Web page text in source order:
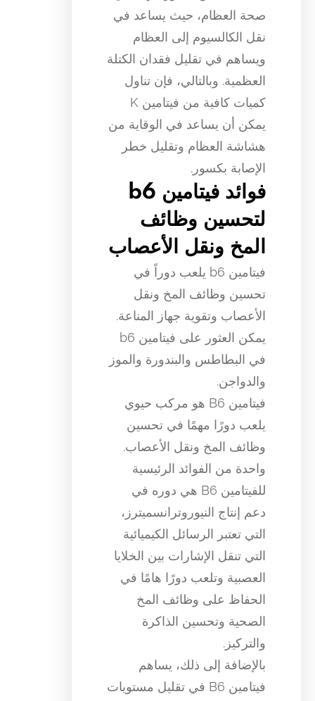
صحة العظام، حيث يساعد في
نقل الكالسيوم إلى العظام
ويساهم في تقليل فقدان الكتلة
العظمية. وبالتالي، فإن تناول
كميات كافية من فيتامين K
يمكن أن يساعد في الوقاية من
هشاشة العظام وتقليل خطر
الإصابة بكسور.
فوائد فيتامين b6
لتحسين وظائف
المخ ونقل الأعصاب
فيتامين b6 يلعب دوراً في
تحسين وظائف المخ ونقل
الأعصاب وتقوية جهاز المناعة.
يمكن العثور على فيتامين b6
في البطاطس والبندورة والموز
والدواجن.
فيتامين B6 هو مركب حيوي
يلعب دورًا مهمًا في تحسين
وظائف المخ ونقل الأعصاب.
واحدة من الفوائد الرئيسية
للفيتامين B6 هي دوره في
دعم إنتاج النيوروترانسميترز،
التي تعتبر الرسائل الكيميائية
التي تنقل الإشارات بين الخلايا
العصبية وتلعب دورًا هامًا في
الحفاظ على وظائف المخ
الصحية وتحسين الذاكرة
والتركيز.
بالإضافة إلى ذلك، يساهم
فيتامين B6 في تقليل مستويات